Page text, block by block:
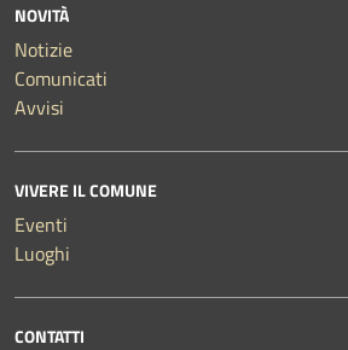
NOVITÀ
Notizie
Comunicati
Avvisi
VIVERE IL COMUNE
Eventi
Luoghi
CONTATTI